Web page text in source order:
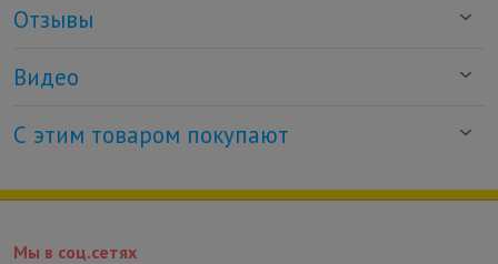
Отзывы
Видео
С этим товаром покупают
Мы в соц.сетях